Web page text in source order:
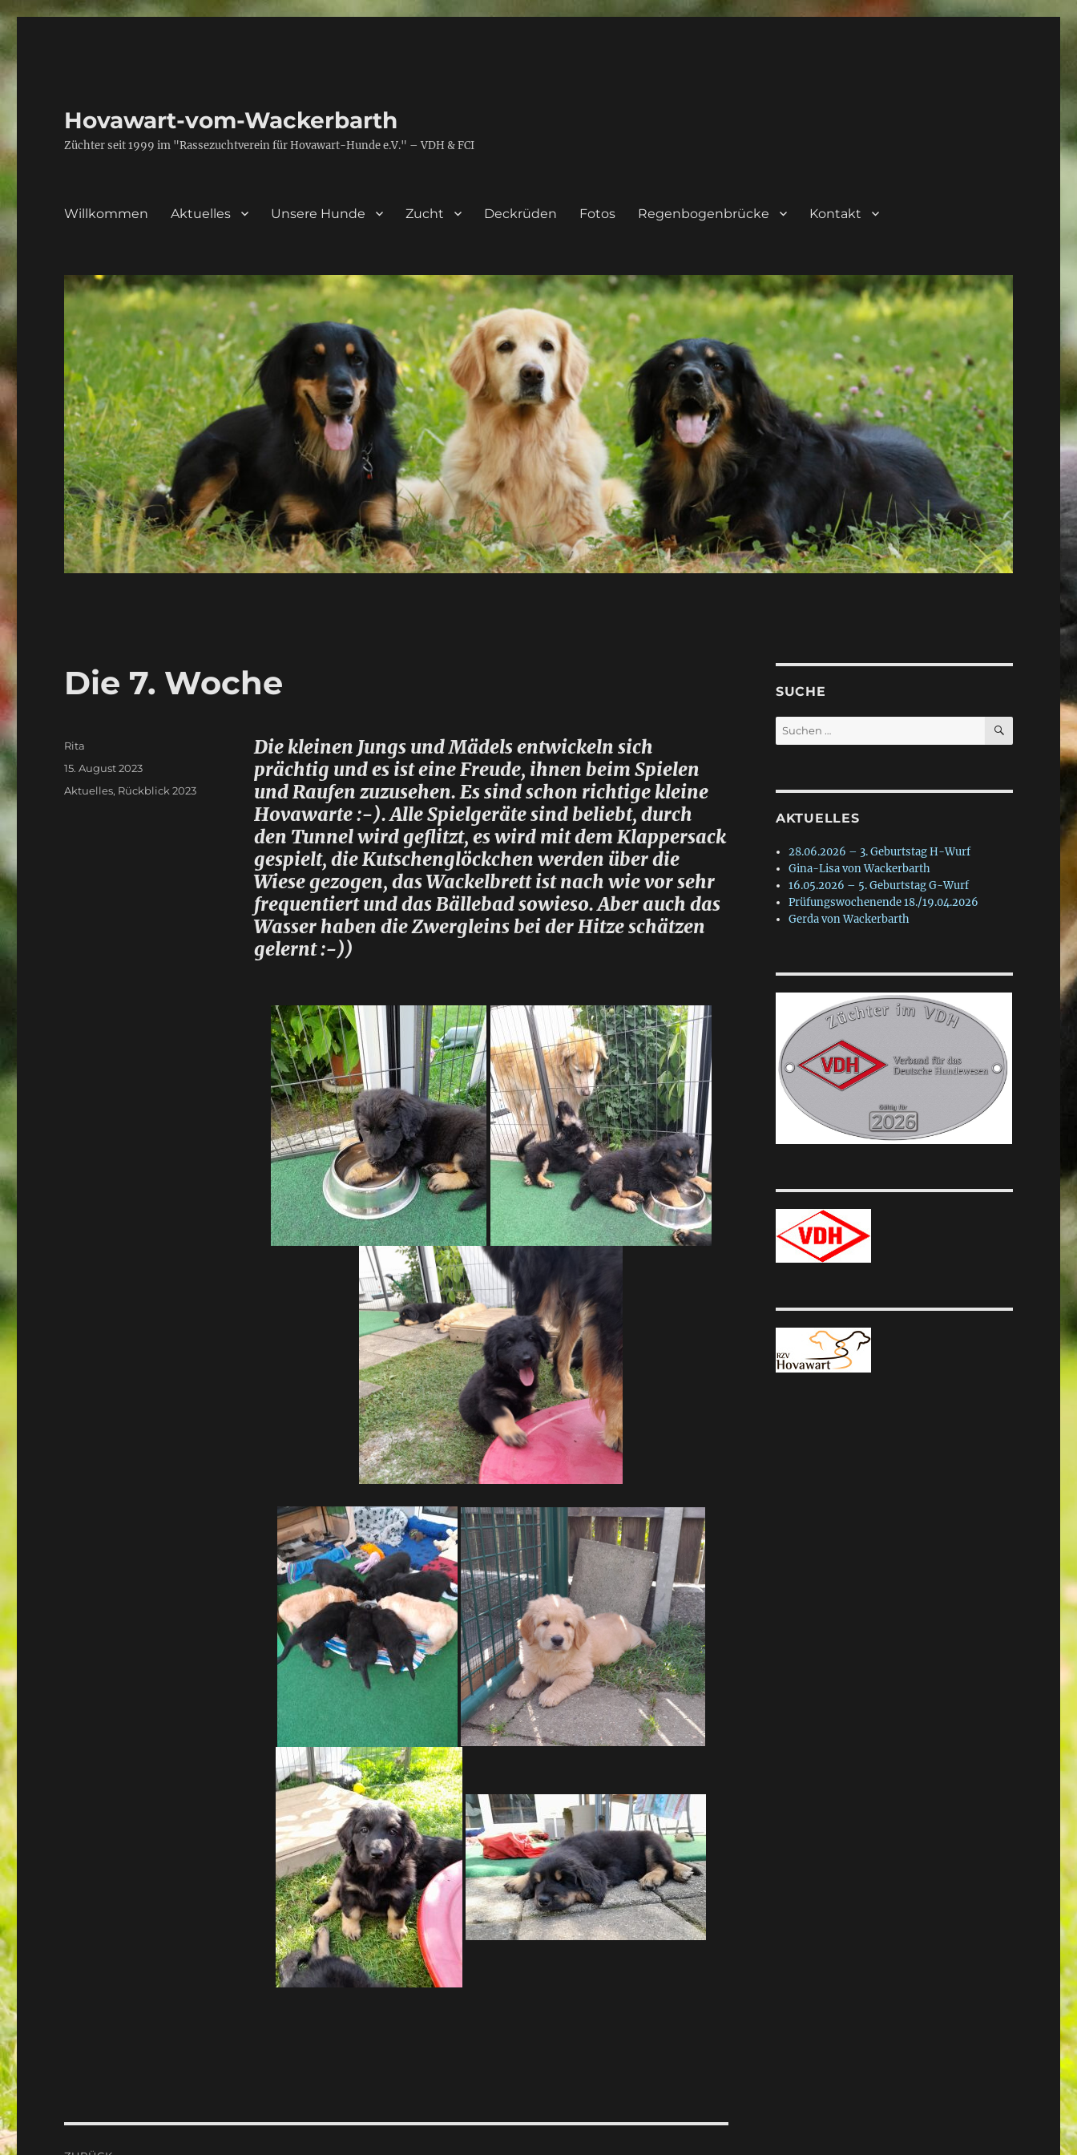
Hovawart-vom-Wackerbarth
Züchter seit 1999 im "Rassezuchtverein für Hovawart-Hunde e.V." – VDH & FCI
Willkommen Aktuelles Unsere Hunde Zucht Deckrüden Fotos Regenbogenbrücke Kontakt
Die 7. Woche
Die kleinen Jungs und Mädels entwickeln sich
prächtig und es ist eine Freude, ihnen beim Spielen
und Raufen zuzusehen. Es sind schon richtige kleine
Hovawarte :-). Alle Spielgeräte sind beliebt, durch
den Tunnel wird geflitzt, es wird mit dem Klappersack
gespielt, die Kutschenglöckchen werden über die
Wiese gezogen, das Wackelbrett ist nach wie vor sehr
frequentiert und das Bällebad sowieso. Aber auch das
Wasser haben die Zwergleins bei der Hitze schätzen
gelernt :-))
Autor
Rita
Veröffentlicht
am
15. August 2023
Kategorien
Aktuelles, Rückblick 2023
SUCHE
Suche
nach:
SUCHEN
AKTUELLES
28.06.2026 – 3. Geburtstag H-Wurf
Gina-Lisa von Wackerbarth
16.05.2026 – 5. Geburtstag G-Wurf
Prüfungswochenende 18./19.04.2026
Gerda von Wackerbarth